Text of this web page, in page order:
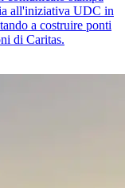
all'iniziativa UDC in
a costruire ponti
di Caritas.